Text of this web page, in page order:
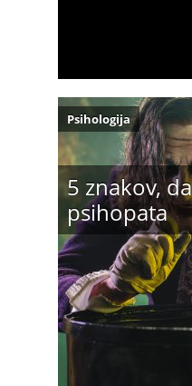
5 znakov,
psihopata
Psihologija